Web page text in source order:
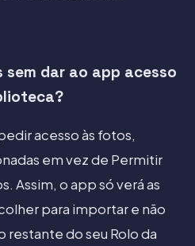
dar ao app acesso
acesso às fotos,
em vez de Permitir
Assim, o app só verá as
para importar e não
restante do seu Rolo da